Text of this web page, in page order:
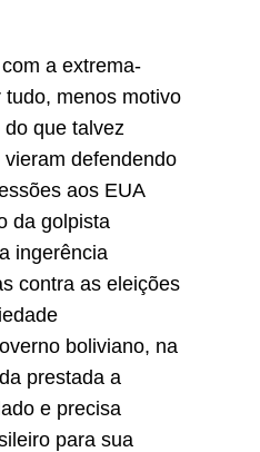
a extrema-
menos motivo
que talvez
defendendo
aos EUA
da golpista
ingerência
contra as eleições
boliviano, na
prestada a
e precisa
para sua